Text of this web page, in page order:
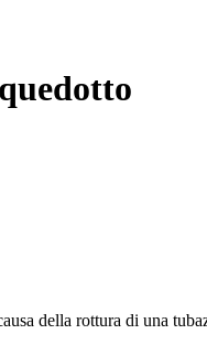
della rottura di una